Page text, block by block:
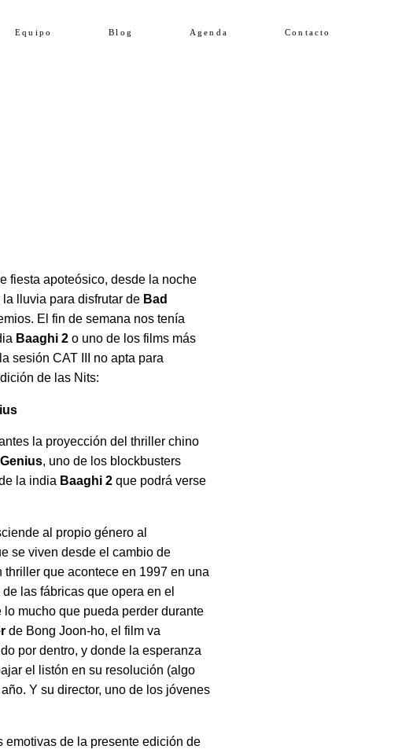
Equipo Blog Agenda Contacto
fiesta apoteósico, desde la noche
lluvia para disfrutar de Bad
El fin de semana nos tenía
Baaghi 2 o uno de los films más
sesión CAT III no apta para
de las Nits:
la proyección del thriller chino
, uno de los blockbusters
la india Baaghi 2 que podrá verse
al propio género al
se viven desde el cambio de
thriller que acontece en 1997 en una
las fábricas que opera en el
lo mucho que pueda perder durante
de Bong Joon-ho, el film va
por dentro, y donde la esperanza
el listón en su resolución (algo
Y su director, uno de los jóvenes
emotivas de la presente edición de